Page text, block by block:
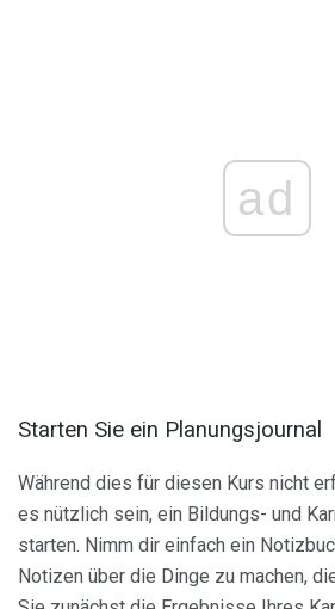
ad
Starten Sie ein Planungsjournal
Während dies für diesen Kurs nicht
es nützlich sein, ein Bildungs- und
starten. Nimm dir einfach ein
Notizen über die Dinge zu machen,